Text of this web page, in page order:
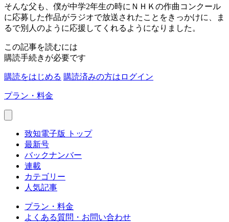
そんな父も、僕が中学2年生の時にＮＨＫの作曲コンクール
に応募した作品がラジオで放送されたことをきっかけに、ま
るで別人のように応援してくれるようになりました。
この記事を読むには
購読手続きが必要です
購読をはじめる 購読済みの方はログイン
プラン・料金
致知電子版 トップ
最新号
バックナンバー
連載
カテゴリー
人気記事
プラン・料金
よくある質問・お問い合わせ